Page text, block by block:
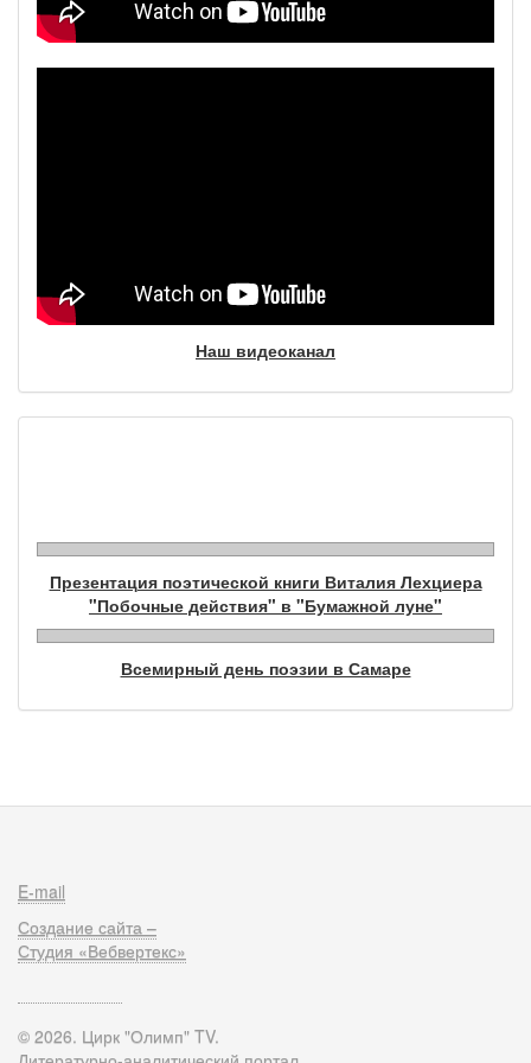
Наш видеоканал
Презентация поэтической книги Виталия Лехциера
"Побочные действия" в "Бумажной луне"
Всемирный день поэзии в Самаре
E-mail
Создание сайта –
Студия «Вебвертекс»
© 2026. Цирк "Олимп" TV.